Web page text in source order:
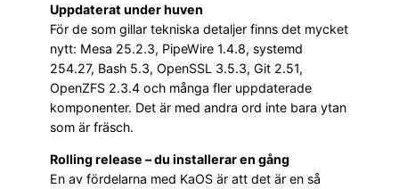
Uppdaterat under huven
För de som gillar tekniska detaljer finns det mycket
nytt: Mesa 25.2.3, PipeWire 1.4.8, systemd
254.27, Bash 5.3, OpenSSL 3.5.3, Git 2.51,
OpenZFS 2.3.4 och många fler uppdaterade
komponenter. Det är med andra ord inte bara ytan
som är fräsch.
Rolling release – du installerar en gång
En av fördelarna med KaOS är att det är en så